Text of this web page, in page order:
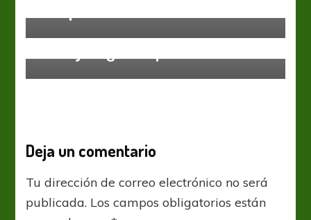
Deja un comentario
Tu dirección de correo electrónico no será
publicada. Los campos obligatorios están